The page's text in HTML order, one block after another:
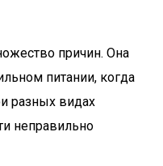
причин. Она
питании, когда
разных видах
неправильно